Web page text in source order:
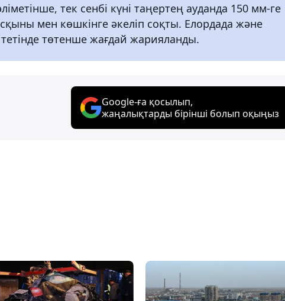
тек сенбі күні таңертең ауданда 150 мм-ге
мен көшкінге әкеліп соқты. Елордада және
төтенше жағдай жарияланды.
Google-ға қосылып,
жаңалықтарды бірінші болып оқыңыз